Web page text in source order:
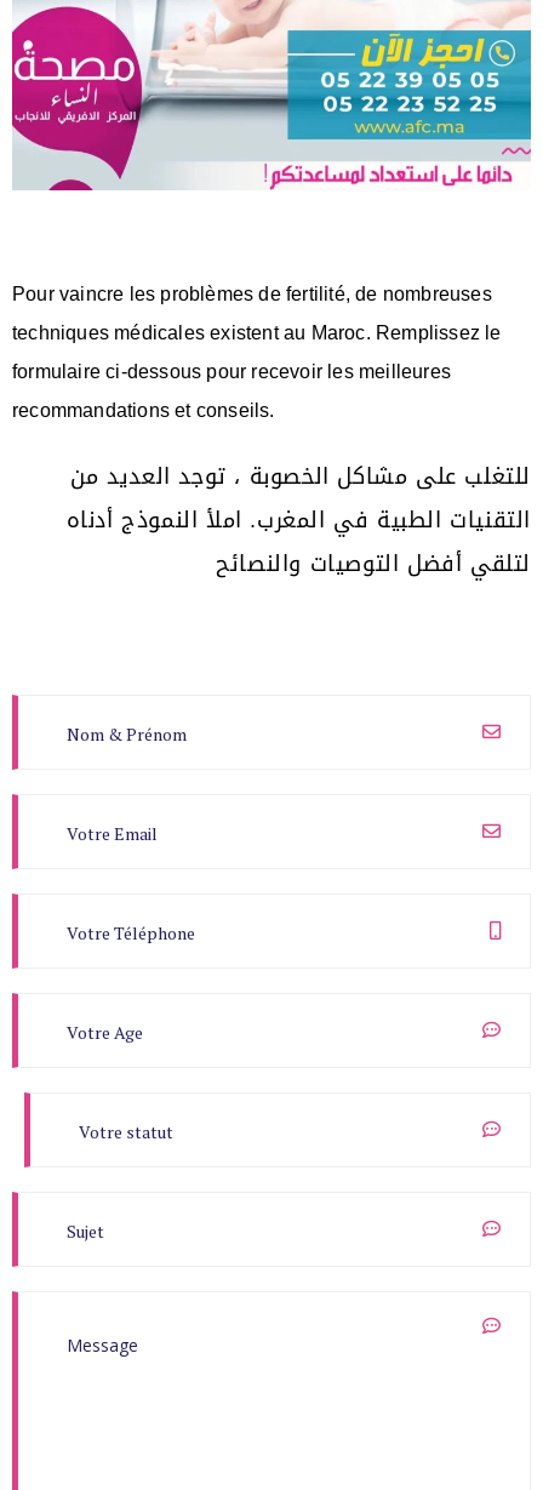
Pour vaincre les problèmes de fertilité, de nombreuses
techniques médicales existent au Maroc. Remplissez le
formulaire ci-dessous pour recevoir les meilleures
recommandations et conseils.
للتغلب على مشاكل الخصوبة ، توجد العديد من
التقنيات الطبية في المغرب. املأ النموذج أدناه
لتلقي أفضل التوصيات والنصائح